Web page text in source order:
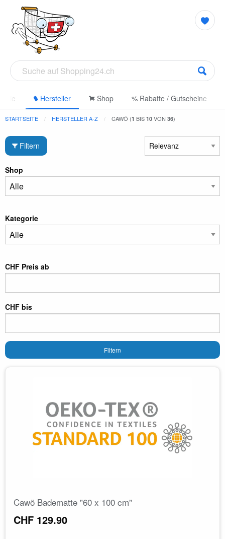
Hersteller Shop % Rabatte / Gutscheine
STARTSEITE HERSTELLER A-Z CAWÖ (1 BIS 10 VON 36)
Filtern
Shop
Kategorie
CHF Preis ab
CHF bis
Filtern
Cawö Badematte "60 x 100 cm"
CHF 129.90